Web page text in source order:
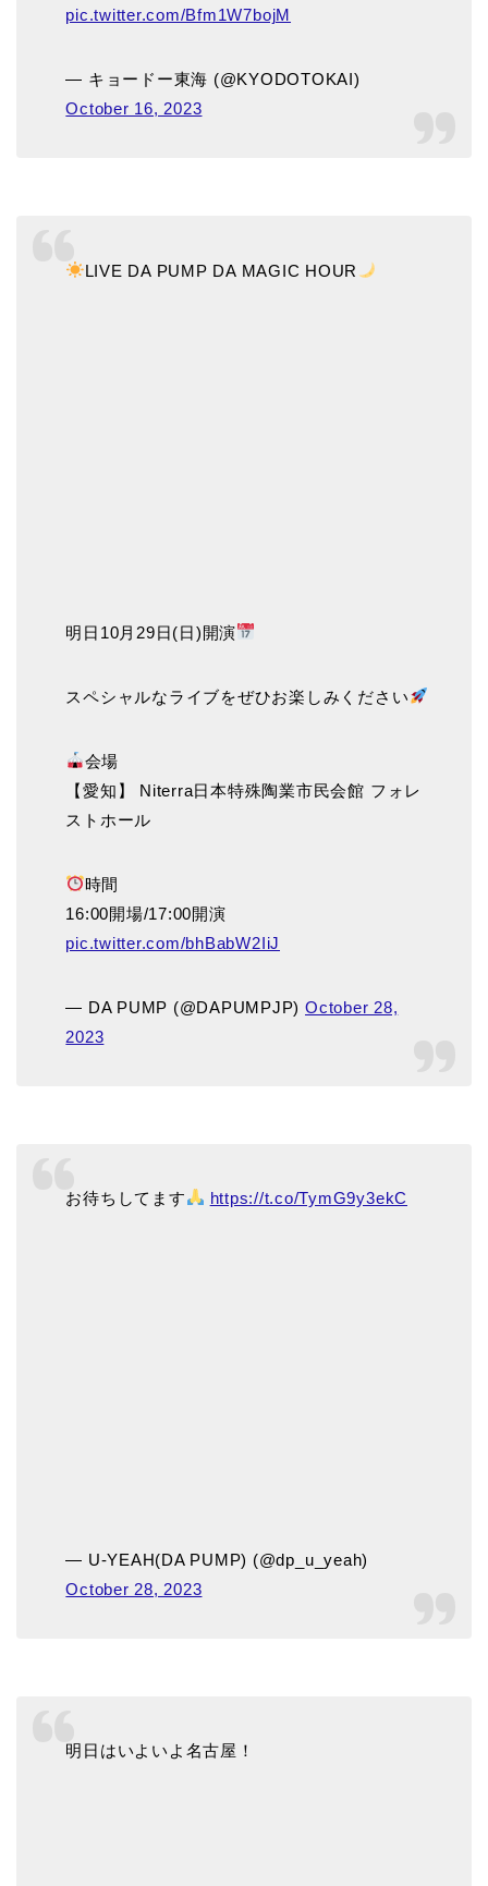
pic.twitter.com/Bfm1W7bojM
— キョードー東海 (@KYODOTOKAI)
October 16, 2023
LIVE DA PUMP DA MAGIC HOUR
明日10月29日(日)開演
スペシャルなライブをぜひお楽しみください
会場
【愛知】 Niterra日本特殊陶業市民会館 フォレ
ストホール
時間
16:00開場/17:00開演
pic.twitter.com/bhBabW2IiJ
— DA PUMP (@DAPUMPJP) October 28,
2023
お待ちしてます https://t.co/TymG9y3ekC
— U-YEAH(DA PUMP) (@dp_u_yeah)
October 28, 2023
明日はいよいよ名古屋！